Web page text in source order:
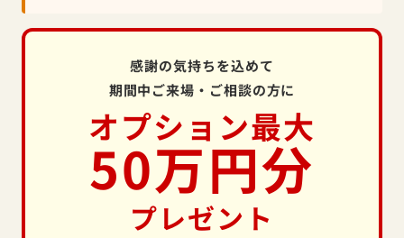
感謝の気持ちを込めて
期間中ご来場・ご相談の方に
オプション最大
50万円分
プレゼント